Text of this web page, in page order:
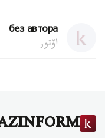
без автора
اۆتور